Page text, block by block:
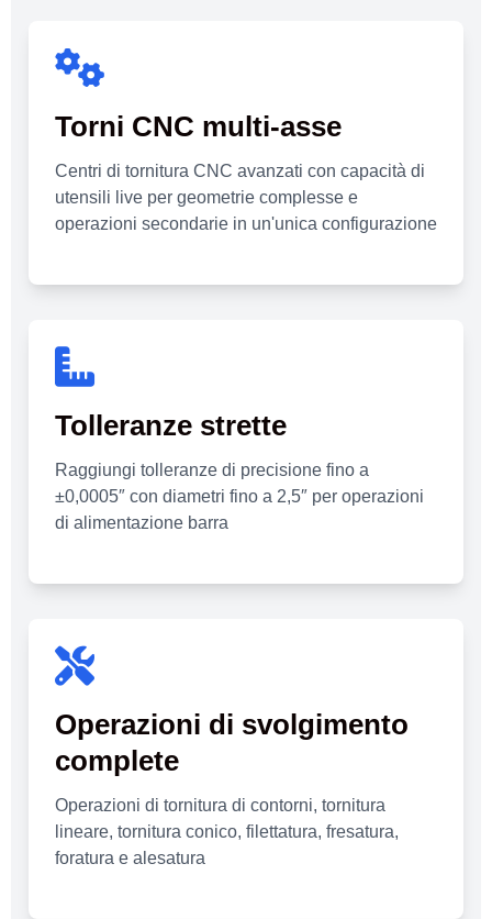
Torni CNC multi-asse
Centri di tornitura CNC avanzati con capacità di
utensili live per geometrie complesse e
operazioni secondarie in un'unica configurazione
Tolleranze strette
Raggiungi tolleranze di precisione fino a
±0,0005″ con diametri fino a 2,5″ per operazioni
di alimentazione barra
Operazioni di svolgimento
complete
Operazioni di tornitura di contorni, tornitura
lineare, tornitura conico, filettatura, fresatura,
foratura e alesatura